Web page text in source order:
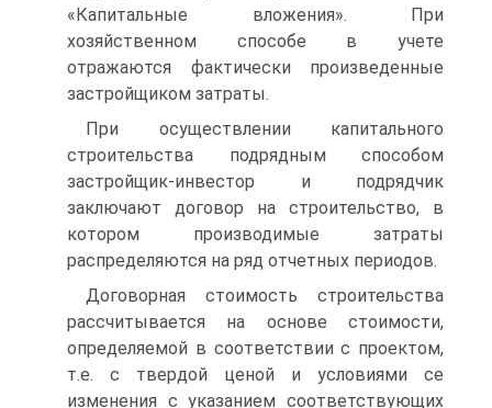
«Капитальные вложения». При
хозяйственном способе в учете
отражаются фактически произведен­ные
застройщиком затраты.
При осуществлении капитального
строительства подрядным способом
застройщик-инвестор и подрядчик
заключают договор на строительство, в
котором производимые затраты
распределяются на ряд отчетных периодов.
Договорная стоимость строительства
рассчитывается на основе стоимости,
определяемой в соответствии с проектом,
т.е. с твердой ценой и условиями се
изменения с указанием соответствующих